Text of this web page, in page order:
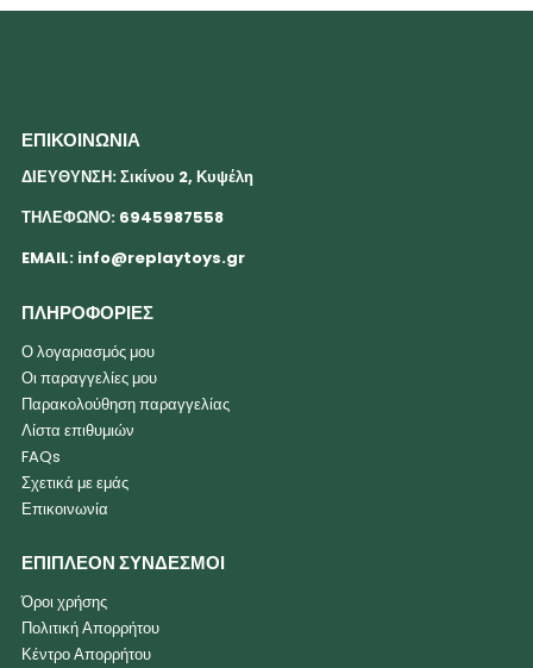
ΕΠΙΚΟΙΝΩΝΙΑ
ΔΙΕΥΘΥΝΣΗ: Σικίνου 2, Κυψέλη
ΤΗΛΕΦΩΝΟ: 6945987558
EMAIL: info@replaytoys.gr
ΠΛΗΡΟΦΟΡΙΕΣ
Ο λογαριασμός μου
Οι παραγγελίες μου
Παρακολούθηση παραγγελίας
Λίστα επιθυμιών
FAQs
Σχετικά με εμάς
Επικοινωνία
ΕΠΙΠΛΕΟΝ ΣΥΝΔΕΣΜΟΙ
Όροι χρήσης
Πολιτική Απορρήτου
Κέντρο Απορρήτου